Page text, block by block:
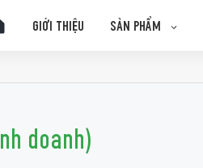
GIỚI THIỆU SẢN PHẨM
doanh)